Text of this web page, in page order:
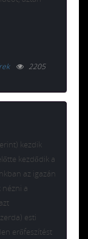
2205
kezdik
kezdődik a
az igazán
a
esti
erőfeszítést